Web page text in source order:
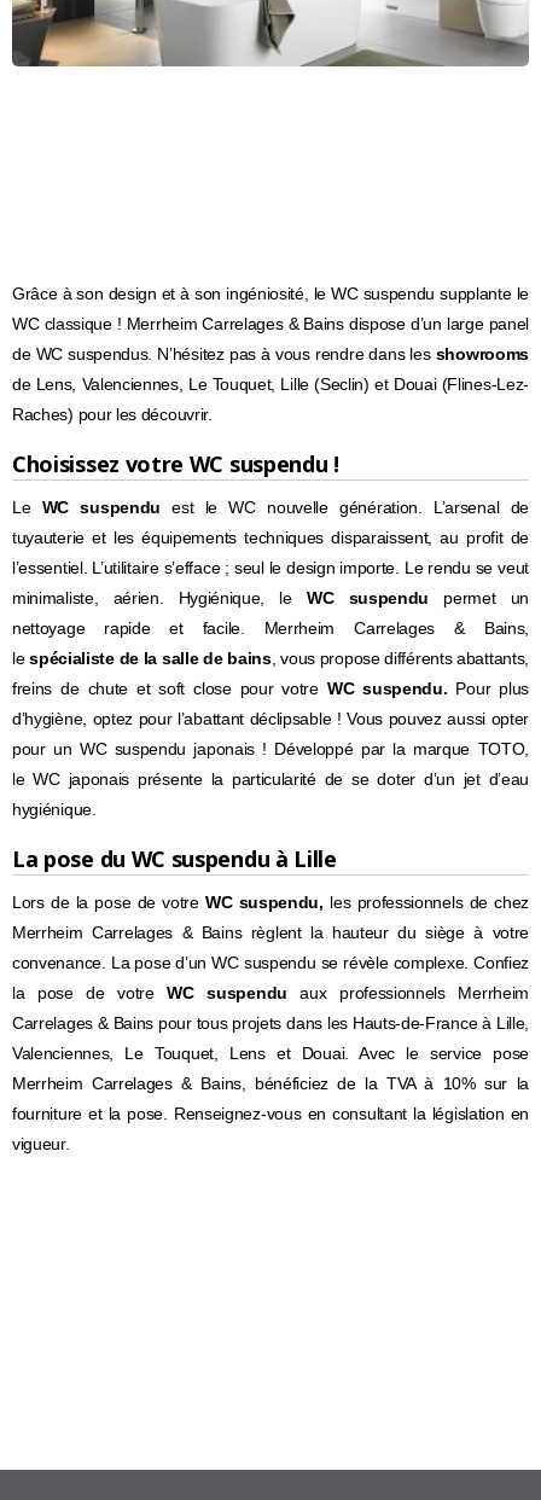
Grâce à son design et à son ingéniosité, le WC suspendu supplante le
WC classique ! Merrheim Carrelages & Bains dispose d’un large panel
de WC suspendus. N’hésitez pas à vous rendre dans lesshowrooms
de Lens, Valenciennes, Le Touquet, Lille (Seclin) et Douai (Flines-Lez-
Raches) pour les découvrir.
Choisissez votre WC suspendu !
LeWC suspendu est le WC nouvelle génération. L’arsenal de
tuyauterie et les équipements techniques disparaissent, au profit de
l’essentiel. L’utilitaire s’efface ; seul le design importe. Le rendu se veut
minimaliste, aérien. Hygiénique, le WC suspendu permet un
nettoyage rapide et facile. Merrheim Carrelages & Bains,
lespécialiste de la salle de bains, vous propose différents abattants,
freins de chute et soft close pour votre WC suspendu. Pour plus
d’hygiène, optez pour l’abattant déclipsable ! Vous pouvez aussi opter
pour un WC suspendu japonais ! Développé par la marque TOTO,
le WC japonais présente la particularité de se doter d’un jet d’eau
hygiénique.
La pose du WC suspendu à Lille
Lors de la pose de votre WC suspendu, les professionnels de chez
Merrheim Carrelages & Bains règlent la hauteur du siège à votre
convenance. La pose d’un WC suspendu se révèle complexe. Confiez
la pose de votreWC suspendu aux professionnels Merrheim
Carrelages & Bains pour tous projets dans les Hauts-de-France à Lille,
Valenciennes, Le Touquet, Lens et Douai. Avec le service pose
Merrheim Carrelages & Bains, bénéficiez de la TVA à 10% sur la
fourniture et la pose. Renseignez-vous en consultant la législation en
vigueur.